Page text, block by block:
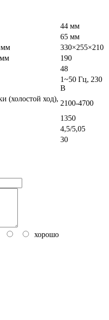
44 мм
65 мм
мм
330×255×210
190
48
1~50 Гц, 230
В
(холостой ход),
2100-4700
1350
4,5/5,05
30
хорошо